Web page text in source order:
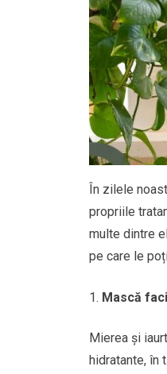
În zilele
propriile
multe dintre
pe care le
Mască
Mierea și
hidratante, în